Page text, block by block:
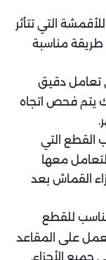
التي تتأثر
طريقة مناسبة
تعامل دقيق
يتم فحص اتجاه
القطع التي
معها
القماش بعد
للقطع
على المقاعد
جميع الأجزاء.